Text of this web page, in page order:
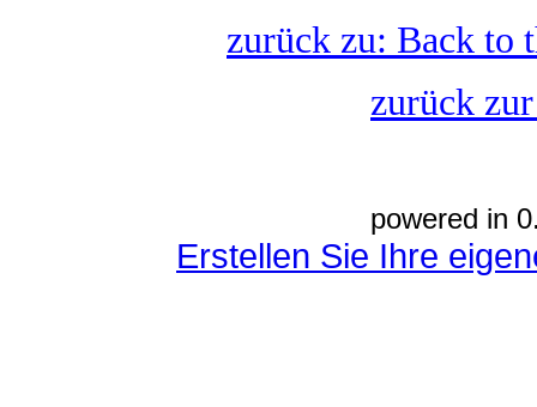
zurück zu: Back to
zurück
powered in
Erstellen Sie Ihre